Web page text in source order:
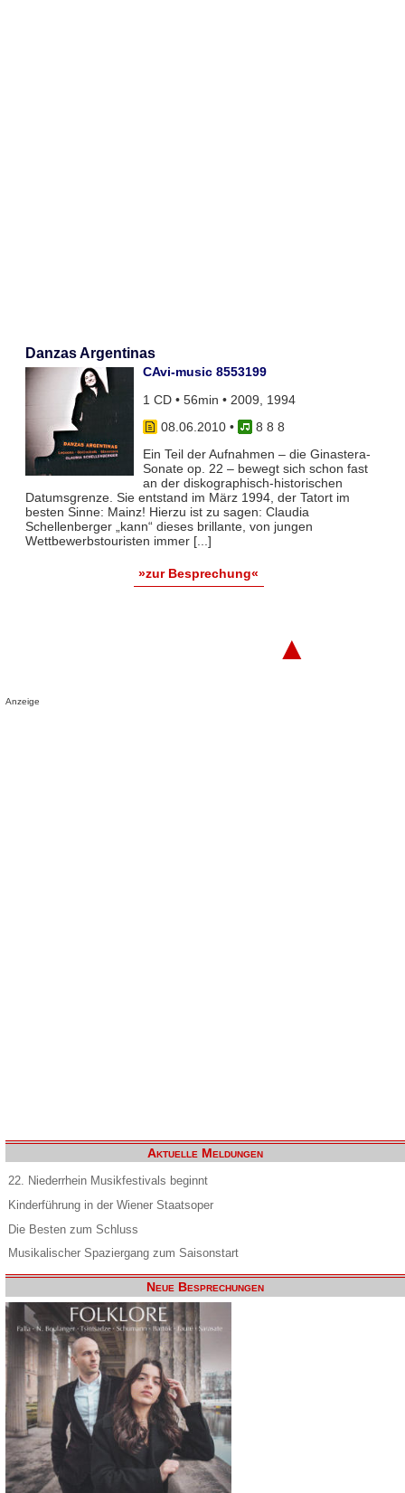
Danzas Argentinas
CAvi-music 8553199
1 CD • 56min • 2009, 1994
08.06.2010•
8 8 8
Ein Teil der Aufnahmen – die Ginastera-
Sonate op. 22 – bewegt sich schon fast
an der diskographisch-historischen
Datumsgrenze. Sie entstand im März 1994, der Tatort im
besten Sinne: Mainz! Hierzu ist zu sagen: Claudia
Schellenberger „kann“ dieses brillante, von jungen
Wettbewerbstouristen immer [...]
»zur Besprechung«
▲
Anzeige
Aktuelle Meldungen
22. Niederrhein Musikfestivals beginnt
Kinderführung in der Wiener Staatsoper
Die Besten zum Schluss
Musikalischer Spaziergang zum Saisonstart
Neue Besprechungen